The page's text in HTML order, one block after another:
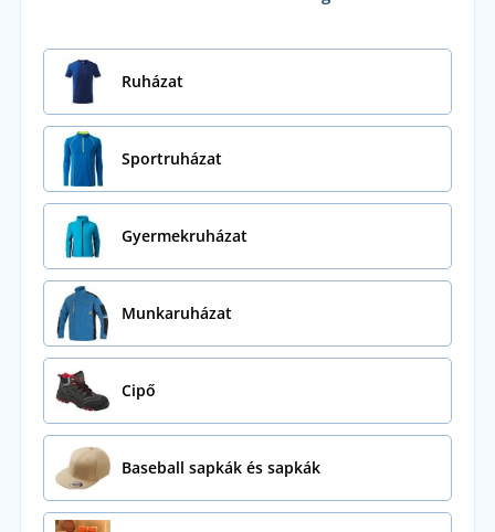
Ruházat
Sportruházat
Gyermekruházat
Munkaruházat
Cipő
Baseball sapkák és sapkák